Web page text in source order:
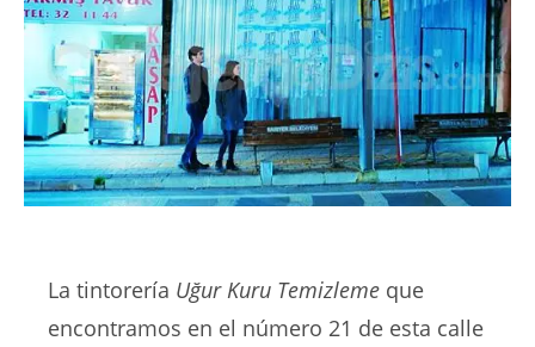
La tintorería Uğur Kuru Temizleme que
encontramos en el número 21 de esta calle